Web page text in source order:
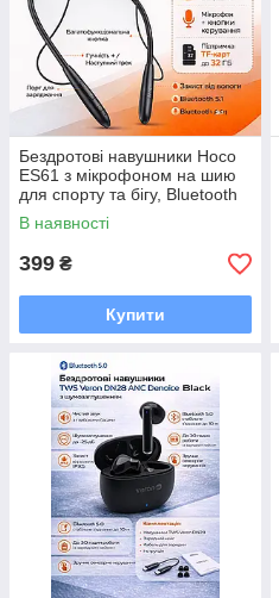
Бездротові навушники Hoco
ES61 з мікрофоном на шию
для спорту та бігу, Bluetooth
5.1, 200 mAh
В наявності
399 ₴
Купити